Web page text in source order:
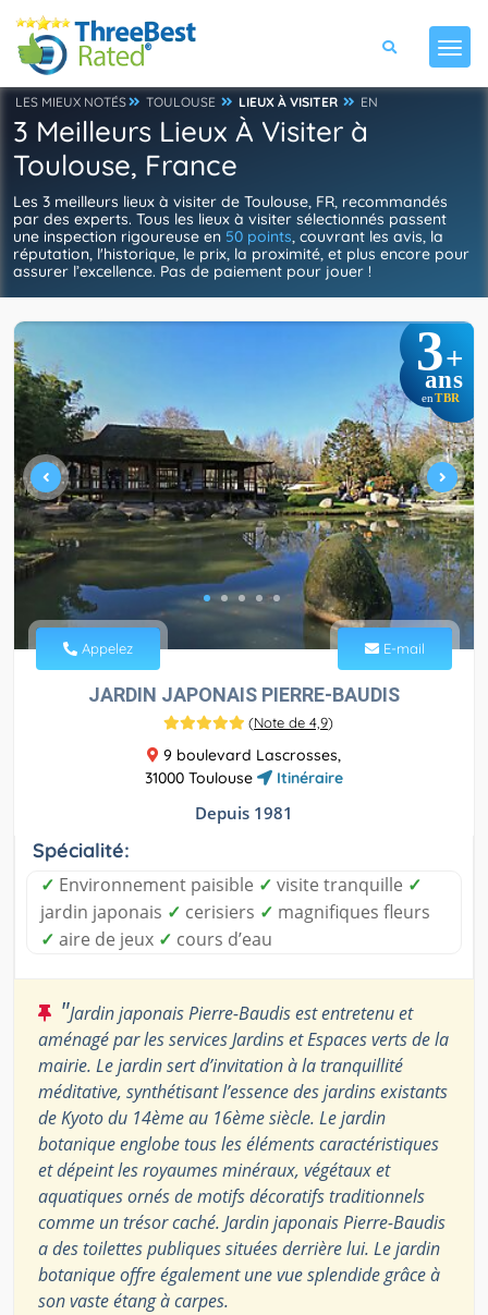
LES MIEUX NOTÉS TOULOUSE LIEUX À VISITER EN
3 Meilleurs Lieux À Visiter à
Toulouse, France
Les 3 meilleurs lieux à visiter de Toulouse, FR, recommandés
par des experts. Tous les lieux à visiter sélectionnés passent
une inspection rigoureuse en 50 points, couvrant les avis, la
réputation, l'historique, le prix, la proximité, et plus encore pour
assurer l’excellence. Pas de paiement pour jouer !
3+
ans
en TBR
Appelez E-mail
JARDIN JAPONAIS PIERRE-BAUDIS
(Note de 4,9)
9 boulevard Lascrosses,
31000 Toulouse
Itinéraire
Depuis 1981
Spécialité:
✓ Environnement paisible ✓ visite tranquille ✓
jardin japonais ✓ cerisiers ✓ magnifiques fleurs
✓ aire de jeux ✓ cours d’eau
"Jardin japonais Pierre-Baudis est entretenu et
aménagé par les services Jardins et Espaces verts de la
mairie. Le jardin sert d’invitation à la tranquillité
méditative, synthétisant l’essence des jardins existants
de Kyoto du 14ème au 16ème siècle. Le jardin
botanique englobe tous les éléments caractéristiques
et dépeint les royaumes minéraux, végétaux et
aquatiques ornés de motifs décoratifs traditionnels
comme un trésor caché. Jardin japonais Pierre-Baudis
a des toilettes publiques situées derrière lui. Le jardin
botanique offre également une vue splendide grâce à
son vaste étang à carpes.